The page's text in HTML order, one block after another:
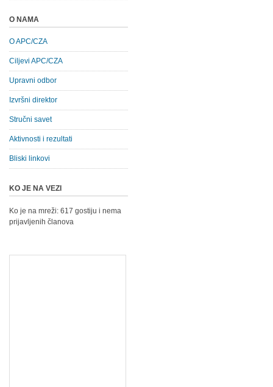
O NAMA
O APC/CZA
Ciljevi APC/CZA
Upravni odbor
Izvršni direktor
Stručni savet
Aktivnosti i rezultati
Bliski linkovi
KO JE NA VEZI
Ko je na mreži: 617 gostiju i nema
prijavljenih članova